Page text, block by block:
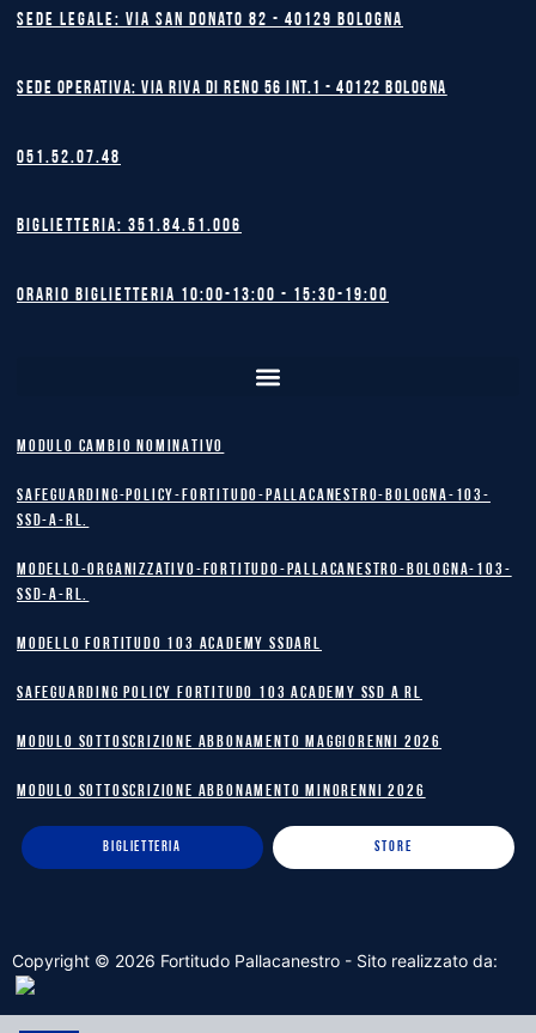
Sede legale: Via San Donato 82 - 40129 BOLOGNA
Sede operativa: Via Riva di Reno 56 int.1 - 40122 BOLOGNA
051.52.07.48
Biglietteria: 351.84.51.006
Orario biglietteria 10:00-13:00 - 15:30-19:00
MODULO CAMBIO NOMINATIVO
safeguarding-policy-Fortitudo-Pallacanestro-Bologna-103-
SSD-A-RL.
Modello-Organizzativo-Fortitudo-Pallacanestro-Bologna-103-
SSD-A-RL.
MODELLO FORTITUDO 103 ACADEMY SSDARL
safeguarding policy Fortitudo 103 Academy SSD A RL
MODULO SOTTOSCRIZIONE ABBONAMENTO MAGGIORENNI 2026
MODULO SOTTOSCRIZIONE ABBONAMENTO MINORENNI 2026
BIGLIETTERIA STORE
Copyright © 2026 Fortitudo Pallacanestro - Sito realizzato da: